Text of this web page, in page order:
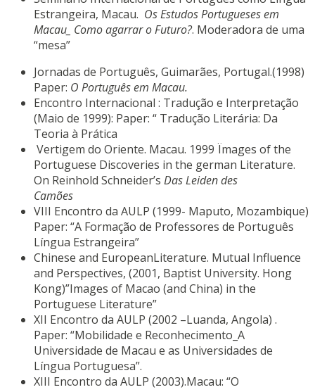
Estrangeira, Macau. Os Estudos Portugueses em
Macau_ Como agarrar o Futuro?. Moderadora de uma
“mesa”
Jornadas de Português, Guimarães, Portugal.(1998)
Paper: O Português em Macau.
Encontro Internacional : Tradução e Interpretação
(Maio de 1999): Paper: “ Tradução Literária: Da
Teoria à Prática
Vertigem do Oriente. Macau. 1999 Ïmages of the
Portuguese Discoveries in the german Literature.
On Reinhold Schneider’s Das Leiden des
Camões
VIII Encontro da AULP (1999- Maputo, Mozambique)
Paper: “A Formação de Professores de Português
Língua Estrangeira”
Chinese and EuropeanLiterature. Mutual Influence
and Perspectives, (2001, Baptist University. Hong
Kong)”Images of Macao (and China) in the
Portuguese Literature”
XII Encontro da AULP (2002 –Luanda, Angola) .
Paper: “Mobilidade e Reconhecimento_A
Universidade de Macau e as Universidades de
Língua Portuguesa”.
XIII Encontro da AULP (2003).Macau: “O